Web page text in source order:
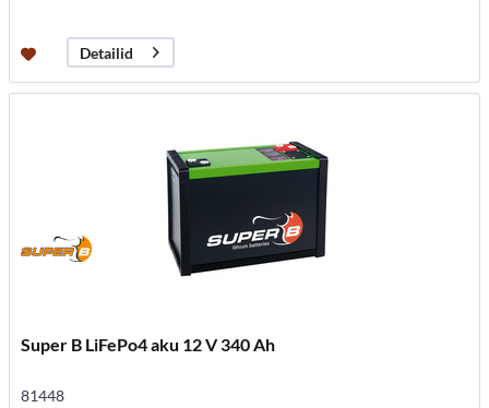
Detailid
Super B LiFePo4 aku 12 V 340 Ah
81448